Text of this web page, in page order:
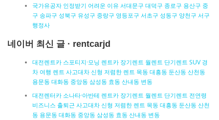
국가유공자 인정받기 어려운 이유 서대문구 대덕구 종로구 용산구 중
구 송파구 성북구 유성구 중랑구 영등포구 서초구 성동구 양천구 서구
행정사
네이버 최신 글 · rentcarjd
대전렌트카 스포티지·모닝 렌트카 장기렌트 월렌트 단기렌트 SUV 경
차 여행 렌트 사고대차 신형 저렴한 렌트 목동 대흥동 둔산동 산천동
용문동 대화동 중앙동 삼성동 효동 산내동 변동
대전렌터카 소나타·아반테 렌트카 장기렌트 월렌트 단기렌트 전연령
비즈니스 출퇴근 사고대차 신형 저렴한 렌트 목동 대흥동 둔산동 산천
동 용문동 대화동 중앙동 삼성동 효동 산내동 변동